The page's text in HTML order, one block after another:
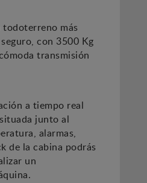
más
con 3500 Kg
transmisión
a tiempo real
junto al
alarmas,
de la cabina podrás
un